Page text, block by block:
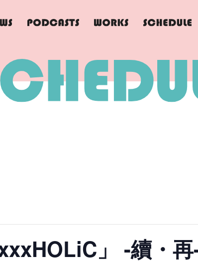
」 -續・